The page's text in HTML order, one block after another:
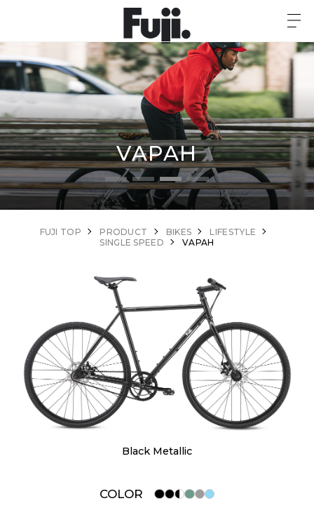
VAPAH
FUJI TOP PRODUCT BIKES
LIFESTYLE
SINGLE SPEED
VAPAH
Spider Web
COLOR